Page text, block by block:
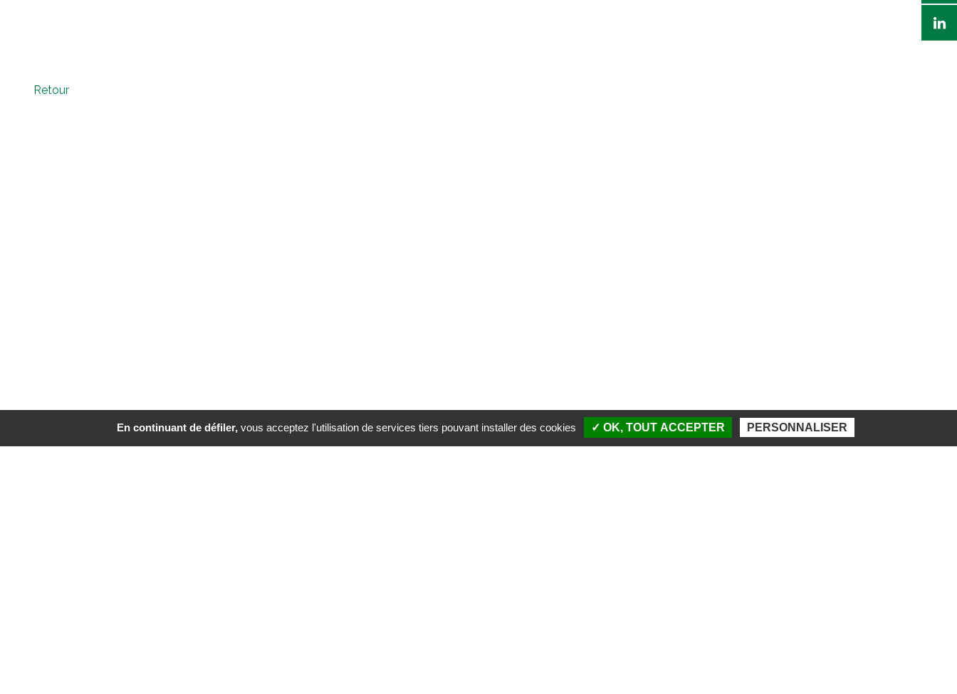
Retour
En continuant de défiler, vous acceptez l'utilisation de services tiers pouvant installer des cookies ✓ OK, TOUT ACCEPTER PERSONNALISER